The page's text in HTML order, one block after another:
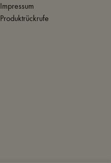
Impressum
Produktrückrufe